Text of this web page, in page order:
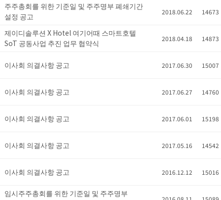
주주총회를 위한 기준일 및 주주명부 폐쇄기간
설정 공고
2018.06.22 14673
제이디솔루션 X Hotel 여기어때 스마트호텔
SoT 공동사업 추진 업무 협약식
2018.04.18 14873
이사회 의결사항 공고 2017.06.30 15007
이사회 의결사항 공고 2017.06.27 14760
이사회 의결사항 공고 2017.06.01 15198
이사회 의결사항 공고 2017.05.16 14542
이사회 의결사항 공고 2016.12.12 15016
임시주주총회를 위한 기준일 및 주주명부